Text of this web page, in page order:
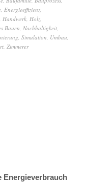
, Energieeffizienz,
, Handwerk, Holz,
Bauen, Nachhaltigkeit,
, Simulation, Umbau,
, Zimmerer
Energieverbrauch